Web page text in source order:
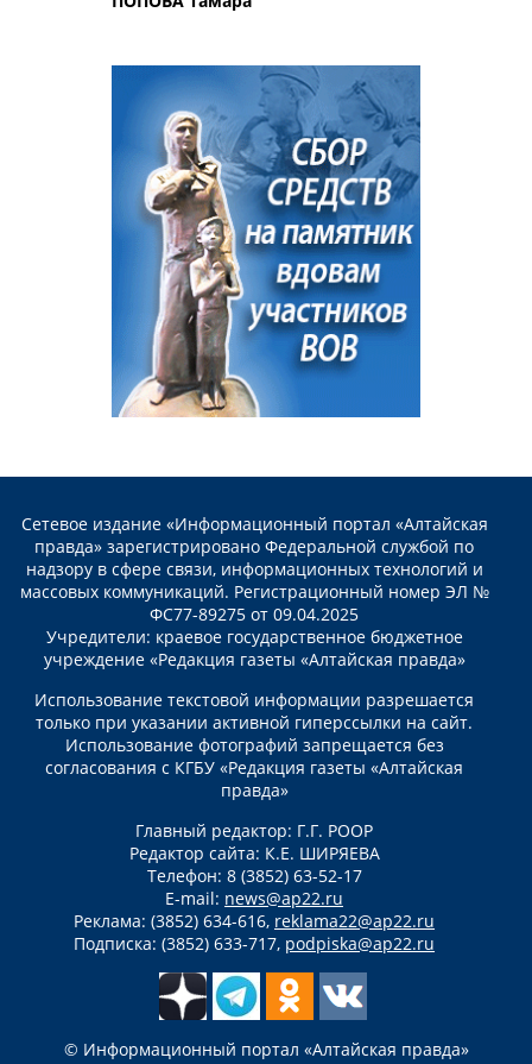
Сетевое издание «Информационный портал «Алтайская
правда» зарегистрировано Федеральной службой по
надзору в сфере связи, информационных технологий и
массовых коммуникаций. Регистрационный номер ЭЛ №
ФС77-89275 от 09.04.2025
Учредители: краевое государственное бюджетное
учреждение «Редакция газеты «Алтайская правда»
Использование текстовой информации разрешается
только при указании активной гиперссылки на сайт.
Использование фотографий запрещается без
согласования с КГБУ «Редакция газеты «Алтайская
правда»
Главный редактор: Г.Г. РООР
Редактор сайта: К.Е. ШИРЯЕВА
Телефон: 8 (3852) 63-52-17
E-mail: news@ap22.ru
Реклама: (3852) 634-616, reklama22@ap22.ru
Подписка: (3852) 633-717, podpiska@ap22.ru
© Информационный портал «Алтайская правда»